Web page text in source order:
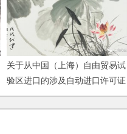
关于从中国（上海）自由贸易试
验区进口的涉及自动进口许可证
管理货物开展通关作业无纸化试
点的公告